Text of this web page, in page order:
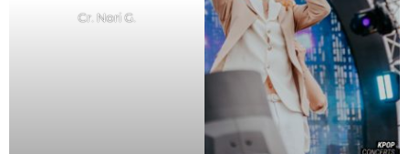
Cr. Nori G.